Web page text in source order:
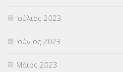
Ιούλιος 2023
Ιούνιος 2023
Μάιος 2023